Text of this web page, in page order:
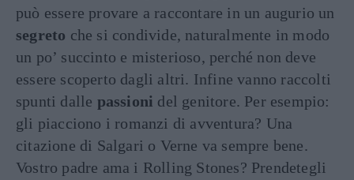
può essere provare a raccontare in un augurio un
segreto che si condivide, naturalmente in modo
un po’ succinto e misterioso, perché non deve
essere scoperto dagli altri. Infine vanno raccolti
spunti dalle passioni del genitore. Per esempio:
gli piacciono i romanzi di avventura? Una
citazione di Salgari o Verne va sempre bene.
Vostro padre ama i Rolling Stones? Prendetegli